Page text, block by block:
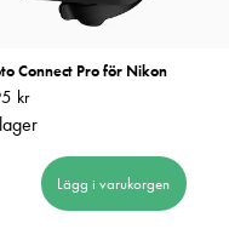
Connect Pro för Nikon
495 kr
kr
Lägg i varukorgen